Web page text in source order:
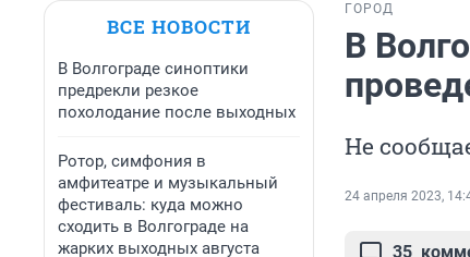
ВСЕ НОВОСТИ
В Волгограде синоптики
предрекли резкое
похолодание после выходных
Ротор, симфония в
амфитеатре и музыкальный
фестиваль: куда можно
сходить в Волгограде на
жарких выходных августа
ГОРОД
В
Не
24 апреля 2023,
35